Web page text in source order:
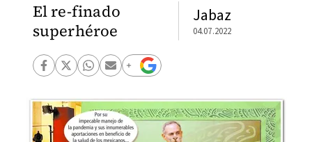
El re-finado
superhéroe
Jabaz
04.07.2022